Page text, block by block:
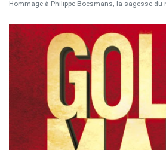
Hommage à Philippe Boesmans, la sagesse du